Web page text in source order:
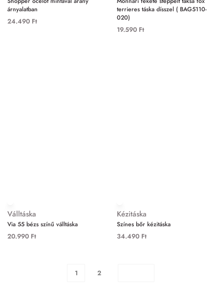
árnyalatban
24.490 Ft
terrieres táska dísszel ( BAG5110-
020)
19.590 Ft
Válltáska
Via 55 bézs színű válltáska
20.990 Ft
Kézitáska
Színes bőr kézitáska
34.490 Ft
1 2